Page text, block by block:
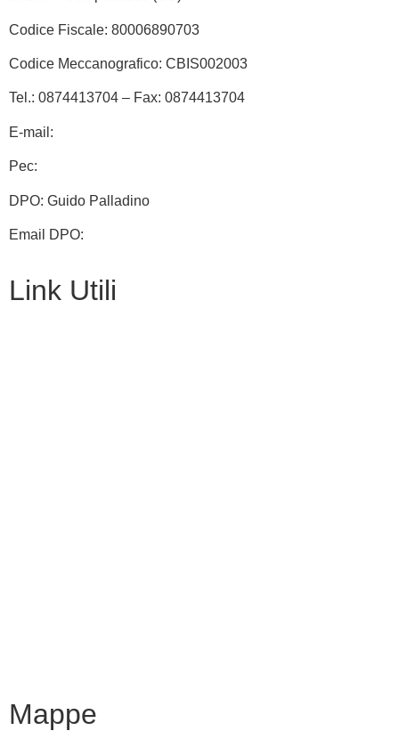
Codice Fiscale: 80006890703
Codice Meccanografico: CBIS002003
Tel.: 0874413704 – Fax: 0874413704
E-mail:
Pec:
DPO: Guido Palladino
Email DPO:
Link Utili
Mappe